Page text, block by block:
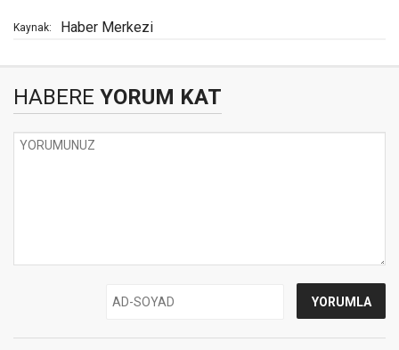
Kaynak: Haber Merkezi
HABERE YORUM KAT